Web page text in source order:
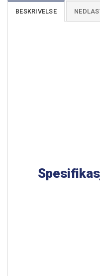
BESKRIVELSE